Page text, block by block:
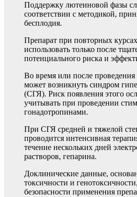
Поддержку лютеиновой фазы
соответствии с методикой,
бесплодия.
Препарат при повторных
использовать только после
потенциального риска и
Во время или после
может возникнуть синдром
(СГЯ). Риск появления этого
учитывать при проведении
гонадотропинами.
При СГЯ средней и тяжелой
проводится интенсивная
течение нескольких дней
растворов, гепарина.
Доклинические данные,
токсичности и
безопасности применения